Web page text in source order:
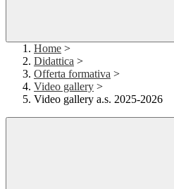
Home >
Didattica >
Offerta formativa >
Video gallery >
Video gallery a.s. 2025-2026